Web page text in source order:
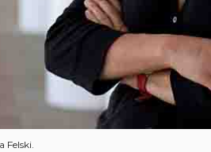
Felski.